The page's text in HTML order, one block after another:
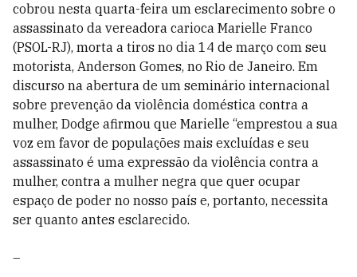
cobrou nesta quarta-feira um esclarecimento sobre o
assassinato da vereadora carioca Marielle Franco
(PSOL-RJ), morta a tiros no dia 14 de março com seu
motorista, Anderson Gomes, no Rio de Janeiro. Em
discurso na abertura de um seminário internacional
sobre prevenção da violência doméstica contra a
mulher, Dodge afirmou que Marielle “emprestou a sua
voz em favor de populações mais excluídas e seu
assassinato é uma expressão da violência contra a
mulher, contra a mulher negra que quer ocupar
espaço de poder no nosso país e, portanto, necessita
ser quanto antes esclarecido.
–